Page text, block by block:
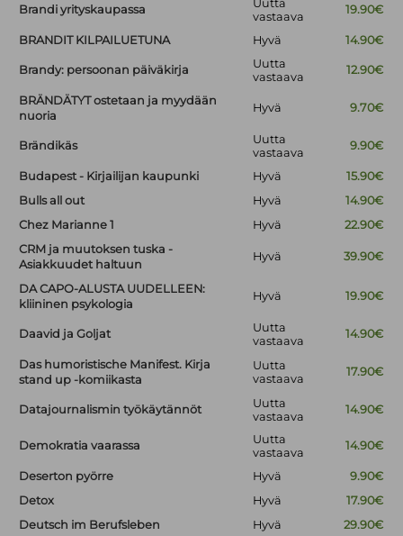
Brandi yrityskaupassa
Uutta
vastaava
19.90€
BRANDIT KILPAILUETUNA Hyvä 14.90€
Brandy: persoonan päiväkirja
Uutta
vastaava
12.90€
BRÄNDÄTYT ostetaan ja myydään
nuoria
Hyvä 9.70€
Brändikäs
Uutta
vastaava
9.90€
Budapest - Kirjailijan kaupunki Hyvä
15.90€
Bulls all out
Hyvä
14.90€
Chez Marianne 1
Hyvä
22.90€
CRM ja muutoksen tuska -
Asiakkuudet haltuun
Hyvä 39.90€
DA CAPO-ALUSTA UUDELLEEN:
kliininen psykologia
Hyvä 19.90€
Daavid ja Goljat
Uutta
vastaava
14.90€
Das humoristische Manifest. Kirja
stand up -komiikasta
Uutta
vastaava
17.90€
Datajournalismin työkäytännöt
Uutta
vastaava
14.90€
Demokratia vaarassa
Uutta
vastaava
14.90€
Deserton pyörre Hyvä
9.90€
Detox
Hyvä
17.90€
Deutsch im Berufsleben
Hyvä
29.90€